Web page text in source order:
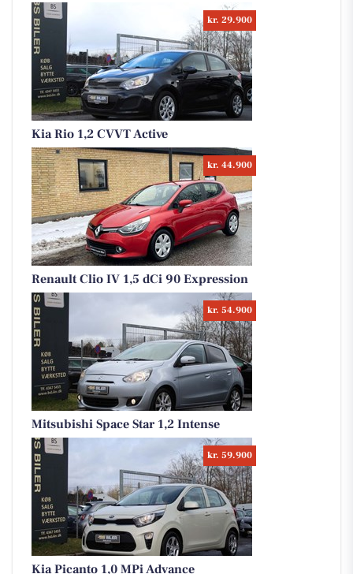
kr. 29.900
Kia Rio 1,2 CVVT Active
kr. 44.900
Renault Clio IV 1,5 dCi 90 Expression
kr. 54.900
Mitsubishi Space Star 1,2 Intense
kr. 59.900
Kia Picanto 1,0 MPi Advance